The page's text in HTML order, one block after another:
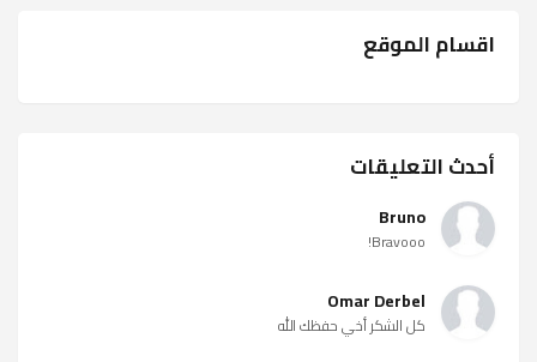
اقسام الموقع
أحدث التعليقات
Bruno
Bravooo!
Omar Derbel
كل الشكر أخي حفظك الله